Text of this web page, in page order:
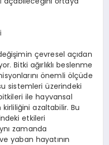
çevresel açıdan
Bitki ağırlıklı beslenme
önemli ölçüde
sistemleri üzerindeki
ile hayvansal
azaltabilir. Bu
etkileri
zamanda
yaban hayatının